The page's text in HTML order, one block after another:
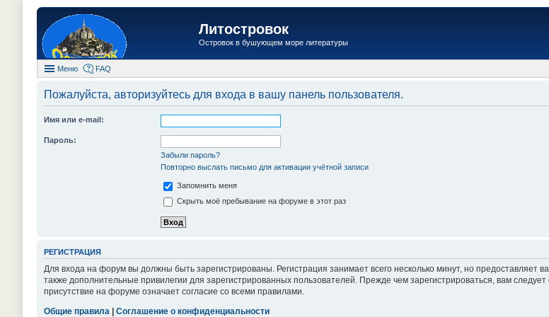
Литостровок
Островок в бушующем море литературы
Меню FAQ
Пожалуйста, авторизуйтесь для входа в вашу панель пользователя.
Имя или e-mail:
Пароль:
Забыли пароль?
Повторно выслать письмо для активации учётной записи
Запомнить меня
Скрыть моё пребывание на форуме в этот раз
РЕГИСТРАЦИЯ
Для входа на форум вы должны быть зарегистрированы. Регистрация занимает всего несколько минут, но
также дополнительные привилегии для зарегистрированных пользователей. Прежде чем зарегистрироваться, вам
присутствие на форуме означает согласие со всеми правилами.
Общие правила | Соглашение о конфиденциальности